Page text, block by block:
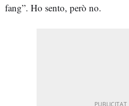
fang”. Ho sento, però no.